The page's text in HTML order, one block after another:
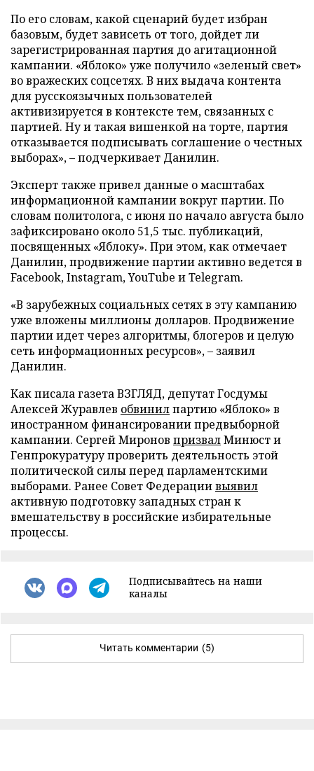
По его словам, какой сценарий будет избран
базовым, будет зависеть от того, дойдет ли
зарегистрированная партия до агитационной
кампании. «Яблоко» уже получило «зеленый свет»
во вражеских соцсетях. В них выдача контента
для русскоязычных пользователей
активизируется в контексте тем, связанных с
партией. Ну и такая вишенкой на торте, партия
отказывается подписывать соглашение о честных
выборах», – подчеркивает Данилин.
Эксперт также привел данные о масштабах
информационной кампании вокруг партии. По
словам политолога, с июня по начало августа было
зафиксировано около 51,5 тыс. публикаций,
посвященных «Яблоку». При этом, как отмечает
Данилин, продвижение партии активно ведется в
Facebook, Instagram, YouTube и Telegram.
«В зарубежных социальных сетях в эту кампанию
уже вложены миллионы долларов. Продвижение
партии идет через алгоритмы, блогеров и целую
сеть информационных ресурсов», – заявил
Данилин.
Как писала газета ВЗГЛЯД, депутат Госдумы
Алексей Журавлев обвинилпартию «Яблоко» в
иностранном финансировании предвыборной
кампании. Сергей Миронов призвалМинюст и
Генпрокуратуру проверить деятельность этой
политической силы перед парламентскими
выборами. Ранее Совет Федерациивыявил
активную подготовку западных стран к
вмешательству в российские избирательные
процессы.
Подписывайтесь на наши
каналы
Читать комментарии (5)